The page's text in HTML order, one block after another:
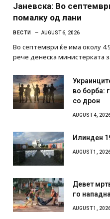
Јаневска: Во
помалку од лани
ВЕСТИ AUGUST 6, 2026
Во септември ќе има околу
рече денеска министерката
во борба:
со дрон
AUGUST 4,
Илинден
AUGUST 1,
Девет
го
AUGUST 1,